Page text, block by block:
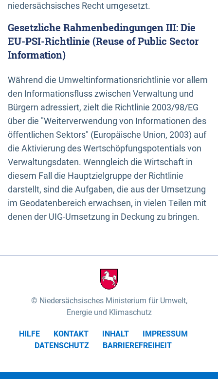
niedersächsisches Recht umgesetzt.
Gesetzliche Rahmenbedingungen III: Die
EU-PSI-Richtlinie (Reuse of Public Sector
Information)
Während die Umweltinformationsrichtlinie vor allem
den Informationsfluss zwischen Verwaltung und
Bürgern adressiert, zielt die Richtlinie 2003/98/EG
über die "Weiterverwendung von Informationen des
öffentlichen Sektors" (Europäische Union, 2003) auf
die Aktivierung des Wertschöpfungspotentials von
Verwaltungsdaten. Wenngleich die Wirtschaft in
diesem Fall die Hauptzielgruppe der Richtlinie
darstellt, sind die Aufgaben, die aus der Umsetzung
im Geodatenbereich erwachsen, in vielen Teilen mit
denen der UIG-Umsetzung in Deckung zu bringen.
Niedersächsisches Ministerium für Umwelt,
Energie und Klimaschutz
HILFE KONTAKT INHALT
IMPRESSUM
DATENSCHUTZ
BARRIEREFREIHEIT